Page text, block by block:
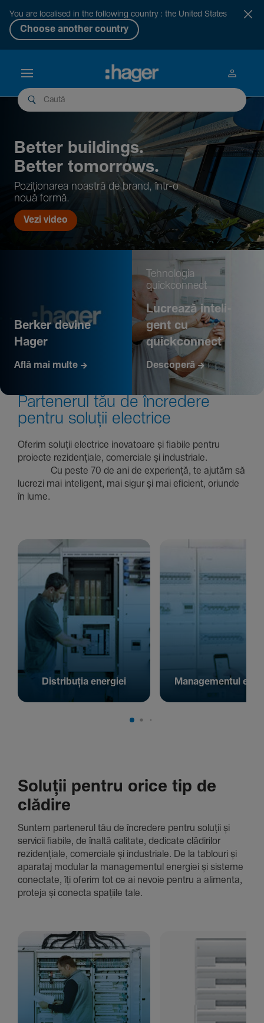
You are localised in the following country : the United States
Choose another country
Better buil­dings.
Better tomor­rows.
Pozi­țio­narea noastră de brand, într-o
nouă formă.
Vezi video
Berker devine
Hager
Află mai multe
Tehno­logia
quickconnect
Lucrează inte­li­
gent cu
quickconnect
Descoperă
Parte­nerul tău de încre­dere
pentru soluții electrice
Oferim soluții electrice inova­toare și fiabile pentru
proiecte rezi­den­țiale, comer­ciale și indus­triale.
Cu peste 70 de ani de expe­riență, te ajutăm să
lucrezi mai inte­li­gent, mai sigur și mai eficient, oriunde
în lume.
Distribuția energiei Managementul
Soluții pentru orice tip de
clădire
Suntem parte­nerul tău de încre­dere pentru soluții și
servicii fiabile, de înaltă cali­tate, dedi­cate clădi­rilor
rezi­den­țiale, comer­ciale și indus­triale. De la tablouri și
aparataj modular la managementul energiei și sisteme
conec­tate, îți oferim tot ce ai nevoie pentru a alimenta,
proteja și conecta spațiile tale.